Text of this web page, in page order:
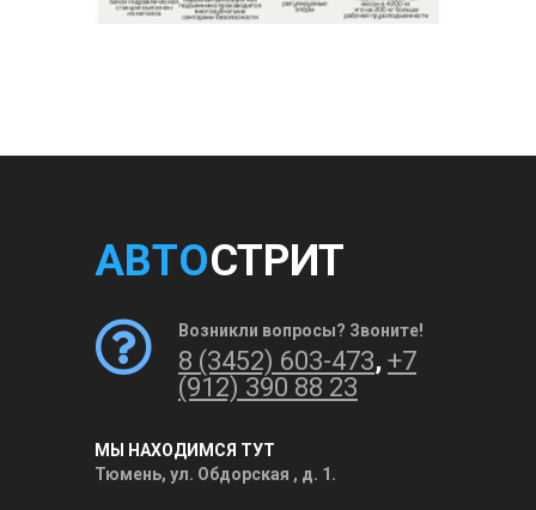
АВТОСТРИТ
Возникли вопросы? Звоните!
8 (3452) 603-473, +7
(912) 390 88 23
МЫ НАХОДИМСЯ ТУТ
Тюмень, ул. Обдорская , д. 1.